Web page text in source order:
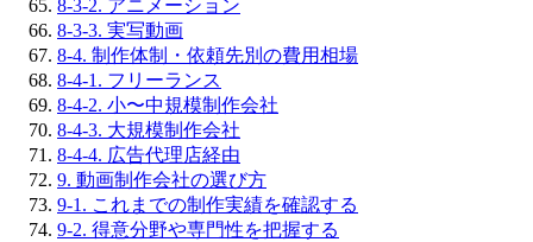
8-3-2. アニメーション
8-3-3. 実写動画
8-4. 制作体制・依頼先別の費用相場
8-4-1. フリーランス
8-4-2. 小〜中規模制作会社
8-4-3. 大規模制作会社
8-4-4. 広告代理店経由
9. 動画制作会社の選び方
9-1. これまでの制作実績を確認する
9-2. 得意分野や専門性を把握する